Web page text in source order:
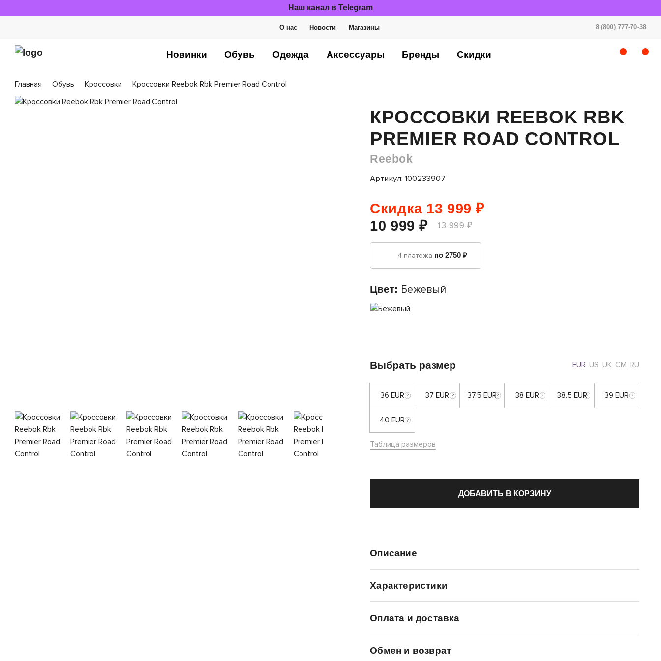
Наш канал в Telegram
О нас Новости Магазины 8 (800) 777-70-38
Новинки Обувь Одежда Аксессуары Бренды Скидки
Главная Обувь Кроссовки Кроссовки Reebok Rbk Premier Road Control
КРОССОВКИ REEBOK RBK
PREMIER ROAD CONTROL
Reebok
Артикул: 100233907
Скидка 13 999 ₽
10 999 ₽
13 999 ₽
4 платежа по 2750 ₽
Цвет: Бежевый
Выбрать размер EUR US UK CM RU
36 EUR 37 EUR 37.5 EUR 38 EUR 38.5 EUR 39 EUR
40 EUR
Таблица размеров
ДОБАВИТЬ В КОРЗИНУ
Описание
Характеристики
Оплата и доставка
Обмен и возврат